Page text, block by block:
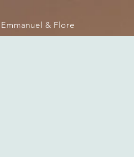
Emmanuel & Flore